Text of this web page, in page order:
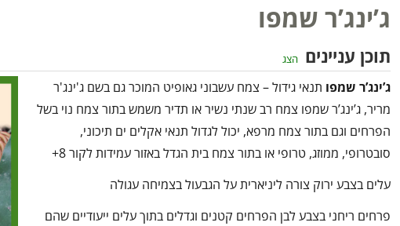
ג’ינג’ר שמפו
תוכן עניינים הצג
ג’ינג’ר שמפו תנאי גידול – צמח עשבוני גאופיט המוכר גם בשם ג'ינג'ר
מריר, ג’ינג’ר שמפו צמח רב שנתי נשיר או תדיר משמש בתור צמח נוי בשל
הפרחים וגם בתור צמח מרפא, יכול לגדול תנאי אקלים ים תיכוני,
סובטרופי, ממוזג, טרופי או בתור צמח בית הגדל באזור עמידות לקור 8+
עלים בצבע ירוק צורה ליניארית על הגבעול בצמיחה עגולה
פרחים ריחני בצבע לבן הפרחים קטנים וגדלים בתוך עלים ייעודיים שהם